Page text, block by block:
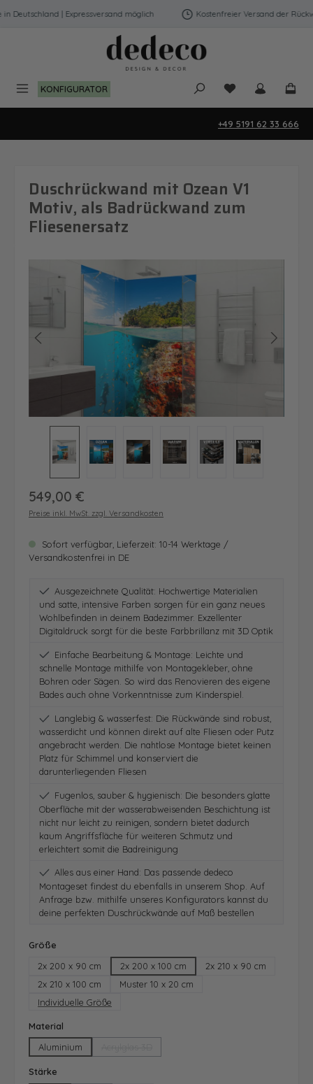
Zum Hauptinhalt springen
| Expressversand möglich Kostenfreier Versand der
KONFIGURATOR Du hast 0
+49 5191 62 33 666
Duschrückwand mit Ozean V1
Motiv, als Badrückwand zum
Fliesenersatz
Bildergalerie überspringen
Regulärer Preis:
549,00 €
Preise inkl. MwSt. zzgl. Versandkosten
Sofort verfügbar, Lieferzeit: 10-14 Werktage /
Versandkostenfrei in DE
Ausgezeichnete Qualität: Hochwertige Materialien
und satte, intensive Farben sorgen für ein ganz neues
Wohlbefinden in deinem Badezimmer. Exzellenter
Digitaldruck sorgt für die beste Farbbrillanz mit 3D Optik
Einfache Bearbeitung & Montage: Leichte und
schnelle Montage mithilfe von Montagekleber, ohne
Bohren oder Sägen. So wird das Renovieren des eigene
Bades auch ohne Vorkenntnisse zum Kinderspiel.
Langlebig & wasserfest: Die Rückwände sind robust,
wasserdicht und können direkt auf alte Fliesen oder Putz
angebracht werden. Die nahtlose Montage bietet keinen
Platz für Schimmel und konserviert die
darunterliegenden Fliesen
Fugenlos, sauber & hygienisch: Die besonders glatte
Oberfläche mit der wasserabweisenden Beschichtung ist
nicht nur leicht zu reinigen, sondern bietet dadurch
kaum Angriffsfläche für weiteren Schmutz und
erleichtert somit die Badreinigung
Alles aus einer Hand: Das passende dedeco
Montageset findest du ebenfalls in unserem Shop. Auf
Anfrage bzw. mithilfe unseres Konfigurators kannst du
deine perfekten Duschrückwände auf Maß bestellen
Größe
2x 200 x 90 cm
2x 200 x 100 cm
2x 210 x 90 cm
2x 210 x 100 cm
Muster 10 x 20 cm
Individuelle Größe
Material
Aluminium
Stärke